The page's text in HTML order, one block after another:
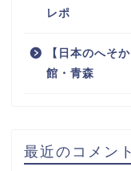
レポ
【日本のへそ
館・青森
最近のコメント